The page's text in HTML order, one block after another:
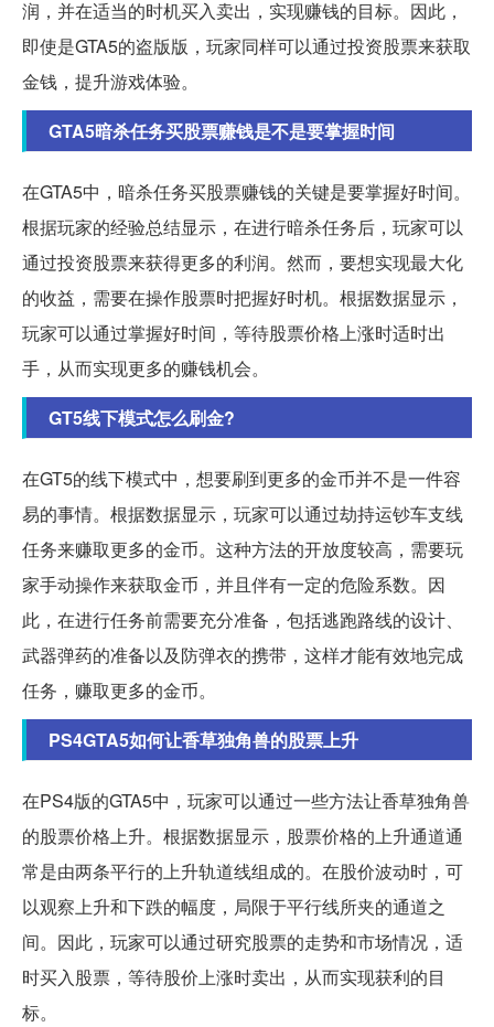
润，并在适当的时机买入卖出，实现赚钱的目标。因此，
即使是GTA5的盗版版，玩家同样可以通过投资股票来获取
金钱，提升游戏体验。
GTA5暗杀任务买股票赚钱是不是要掌握时间
在GTA5中，暗杀任务买股票赚钱的关键是要掌握好时间。
根据玩家的经验总结显示，在进行暗杀任务后，玩家可以
通过投资股票来获得更多的利润。然而，要想实现最大化
的收益，需要在操作股票时把握好时机。根据数据显示，
玩家可以通过掌握好时间，等待股票价格上涨时适时出
手，从而实现更多的赚钱机会。
GT5线下模式怎么刷金?
在GT5的线下模式中，想要刷到更多的金币并不是一件容
易的事情。根据数据显示，玩家可以通过劫持运钞车支线
任务来赚取更多的金币。这种方法的开放度较高，需要玩
家手动操作来获取金币，并且伴有一定的危险系数。因
此，在进行任务前需要充分准备，包括逃跑路线的设计、
武器弹药的准备以及防弹衣的携带，这样才能有效地完成
任务，赚取更多的金币。
PS4GTA5如何让香草独角兽的股票上升
在PS4版的GTA5中，玩家可以通过一些方法让香草独角兽
的股票价格上升。根据数据显示，股票价格的上升通道通
常是由两条平行的上升轨道线组成的。在股价波动时，可
以观察上升和下跌的幅度，局限于平行线所夹的通道之
间。因此，玩家可以通过研究股票的走势和市场情况，适
时买入股票，等待股价上涨时卖出，从而实现获利的目
标。